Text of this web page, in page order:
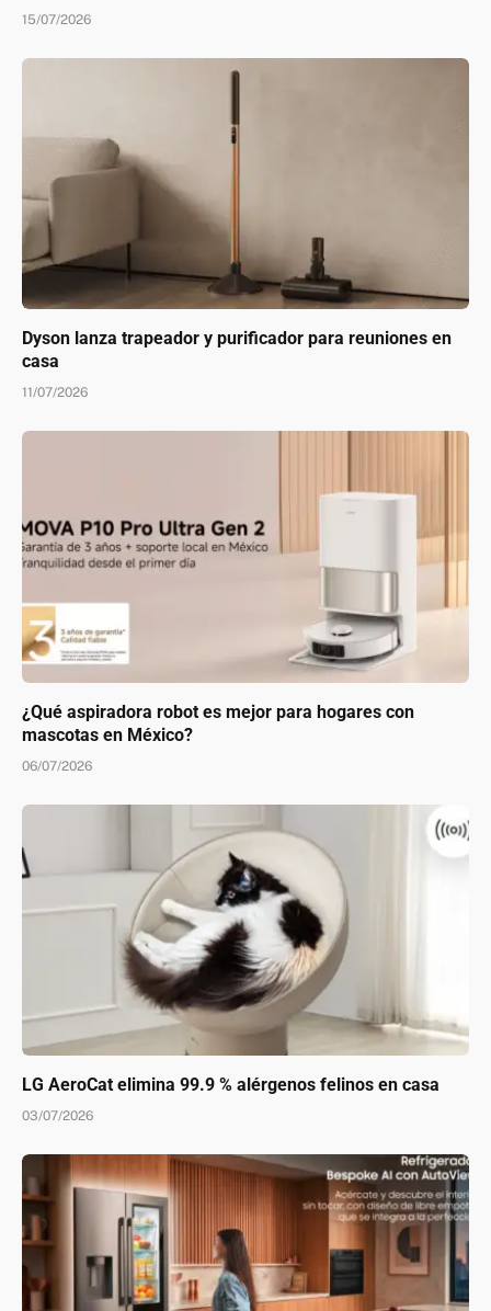
15/07/2026
Dyson lanza trapeador y purificador para reuniones en
casa
11/07/2026
¿Qué aspiradora robot es mejor para hogares con
mascotas en México?
06/07/2026
LG AeroCat elimina 99.9 % alérgenos felinos en casa
03/07/2026